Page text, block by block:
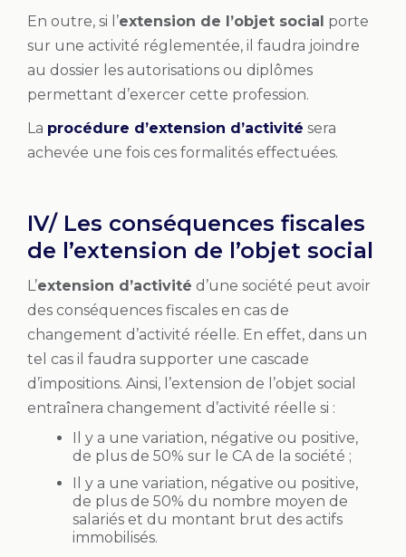
En outre, si l’extension de l’objet social porte
sur une activité réglementée, il faudra joindre
au dossier les autorisations ou diplômes
permettant d’exercer cette profession.
La procédure d’extension d’activité sera
achevée une fois ces formalités effectuées.
IV/ Les conséquences fiscales
de l’extension de l’objet social
L’extension d’activité d’une société peut avoir
des conséquences fiscales en cas de
changement d’activité réelle. En effet, dans un
tel cas il faudra supporter une cascade
d’impositions. Ainsi, l’extension de l’objet social
entraînera changement d’activité réelle si :
Il y a une variation, négative ou positive,
de plus de 50% sur le CA de la société ;
Il y a une variation, négative ou positive,
de plus de 50% du nombre moyen de
salariés et du montant brut des actifs
immobilisés.